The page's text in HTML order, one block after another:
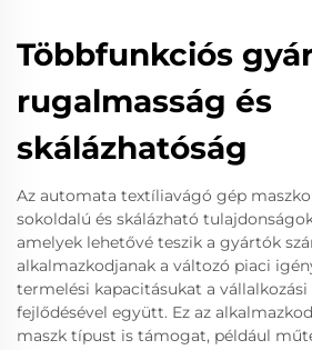
Többfunkciós
rugalmasság és
skálázhatóság
Az automata textíliavágó gép
sokoldalú és skálázható
amelyek lehetővé teszik a gyártók
alkalmazkodjanak a változó piaci
termelési kapacitásukat a
fejlődésével együtt. Ez az
maszk típust is támogat, például